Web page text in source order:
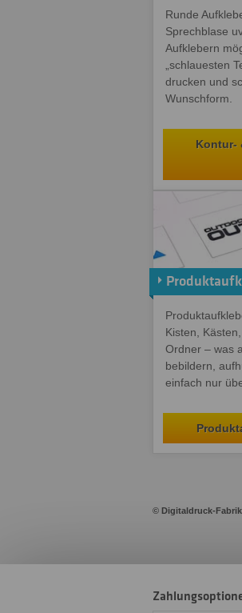
Runde
Sprechblase
Aufklebern
„schlauesten
drucken und
Wunschform.
Kontur-
Kisten,
Ordner – was
bebildern,
einfach nur
© Digitaldruck-Fabrik